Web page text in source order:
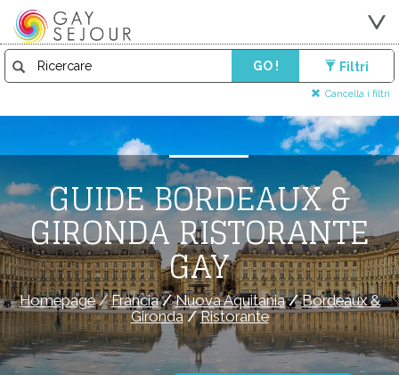
GO ! Filtri
Cancella i filtri
GUIDE BORDEAUX &
GIRONDA RISTORANTE
GAY
Homepage/Francia/Nuova Aquitania/Bordeaux &
Gironda/Ristorante